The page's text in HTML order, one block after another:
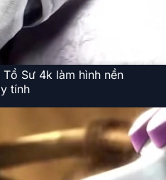
Sư 4k làm hình nền
tính